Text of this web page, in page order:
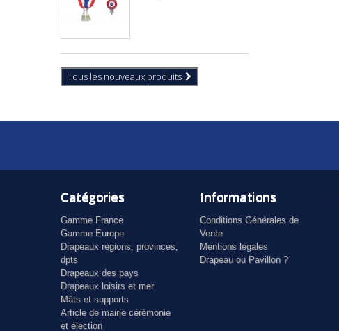
Tous les nouveaux produits
Catégories
Gamme France
Gamme Europe
Drapeaux régions, provinces,
dpts
Drapeaux des pays
Drapeaux loisirs et mer
Mâts et supports
Article de mairie cérémonie
et élection
Informations
Conditions Générales de
Vente
Mentions légales
Drapeau ou Pavillon ?